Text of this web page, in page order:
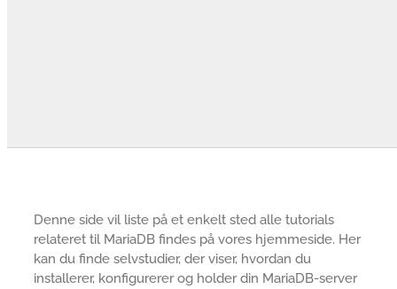
Denne side vil liste på et enkelt sted alle tutorials
relateret til MariaDB findes på vores hjemmeside. Her
kan du finde selvstudier, der viser, hvordan du
installerer, konfigurerer og holder din MariaDB-server